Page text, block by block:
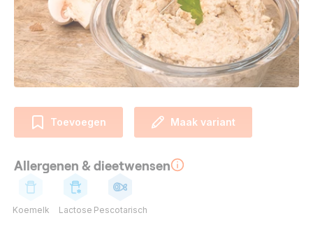
Toevoegen Maak variant
Allergenen & dieetwensen
Koemelk Lactose Pescotarisch